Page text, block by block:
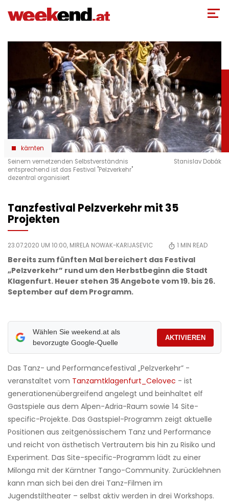
zum
kärnten
Seinem vernetzenden Selbstverständnis
entsprechend ist das Festival "Pelzverkehr"
dezentral organisiert
Stanislav Dobák
Tanzfestival Pelzverkehr mit 35
Projekten
23.07.2020 UM 10:00, MIRELA NOWAK-KARIJASEVIC 1 MIN READ
Bereits zum fünften Mal bereichert das Festival
„Pelzverkehr” rund um den Herbstbeginn die Stadt
Klagenfurt. Heuer stehen 35 Angebote vom 19. bis 26.
September auf dem Programm.
Wählen Sie weekend.at als
bevorzugte Google-Quelle
AKTIVIEREN
Das Tanz- und Performancefestival „Pelzverkehr” -
veranstaltet vom Tanzamtklagenfurt_Celovec - ist
generationenübergreifend angelegt und beinhaltet elf
Gastspiele aus dem Alpen-Adria-Raum sowie 14 Site-
specific-Projekte. Das Gastspiel-Programm zeigt aktuelle
Positionen aus zeitgenössischem Tanz und Performance
und reicht von ästhetisch Vertrautem bis hin zu Risiko und
Experiment. Das Site-specific-Programm lädt zu einer
Milonga mit der Kärntner Tango-Community. Zurücklehnen
kann man sich bei den drei Tanz-Filmen im
Jugendstiltheater – selbst aktiv werden in drei Workshops.